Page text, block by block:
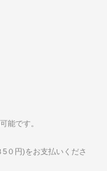
能です。
０円)をお支払いくださ